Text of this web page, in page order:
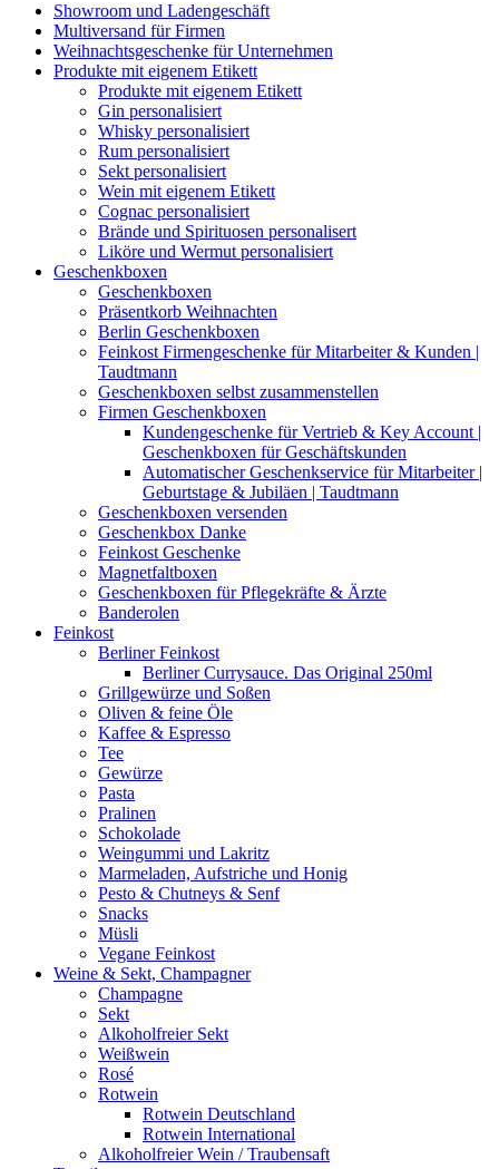
Showroom und Ladengeschäft
Multiversand für Firmen
Weihnachtsgeschenke für Unternehmen
Produkte mit eigenem Etikett
Produkte mit eigenem Etikett
Gin personalisiert
Whisky personalisiert
Rum personalisiert
Sekt personalisiert
Wein mit eigenem Etikett
Cognac personalisiert
Brände und Spirituosen personalisert
Liköre und Wermut personalisiert
Geschenkboxen
Geschenkboxen
Präsentkorb Weihnachten
Berlin Geschenkboxen
Feinkost Firmengeschenke für Mitarbeiter & Kunden |
Taudtmann
Geschenkboxen selbst zusammenstellen
Firmen Geschenkboxen
Kundengeschenke für Vertrieb & Key Account |
Geschenkboxen für Geschäftskunden
Automatischer Geschenkservice für Mitarbeiter |
Geburtstage & Jubiläen | Taudtmann
Geschenkboxen versenden
Geschenkbox Danke
Feinkost Geschenke
Magnetfaltboxen
Geschenkboxen für Pflegekräfte & Ärzte
Banderolen
Feinkost
Berliner Feinkost
Berliner Currysauce. Das Original 250ml
Grillgewürze und Soßen
Oliven & feine Öle
Kaffee & Espresso
Tee
Gewürze
Pasta
Pralinen
Schokolade
Weingummi und Lakritz
Marmeladen, Aufstriche und Honig
Pesto & Chutneys & Senf
Snacks
Müsli
Vegane Feinkost
Weine & Sekt, Champagner
Champagne
Sekt
Alkoholfreier Sekt
Weißwein
Rosé
Rotwein
Rotwein Deutschland
Rotwein International
Alkoholfreier Wein / Traubensaft